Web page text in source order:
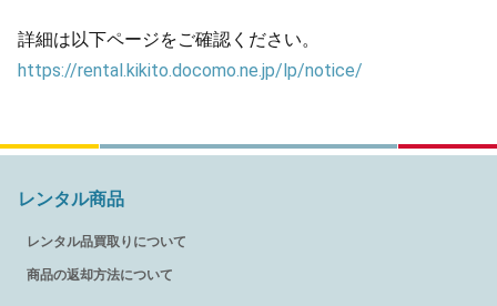
詳細は以下ページをご確認ください。
https://rental.kikito.docomo.ne.jp/lp/notice/
レンタル商品
レンタル品買取りについて
商品の返却方法について